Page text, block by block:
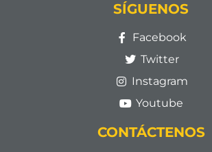
SÍGUENOS
Facebook
Twitter
Instagram
Youtube
CONTÁCTENOS